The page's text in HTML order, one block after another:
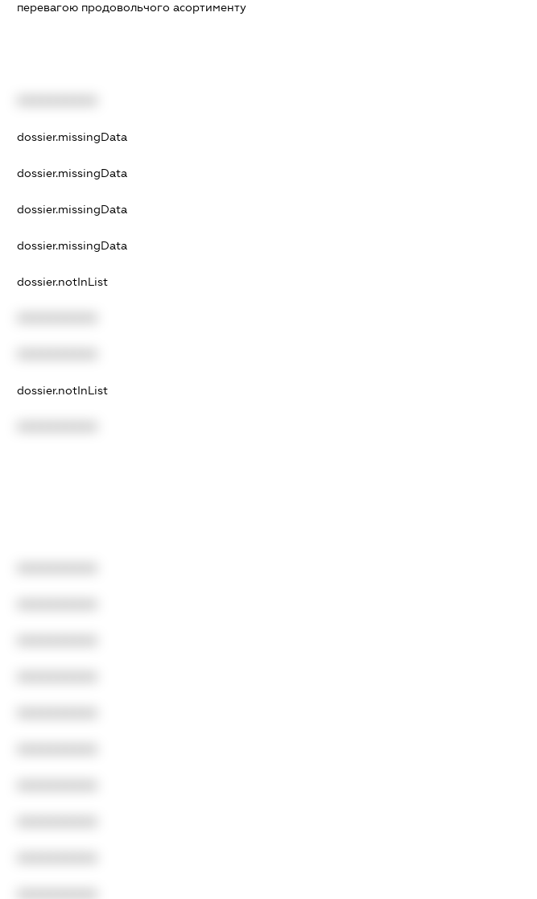
перевагою продовольчого асортименту
dossier.missingData
dossier.missingData
dossier.missingData
dossier.missingData
dossier.notInList
dossier.notInList